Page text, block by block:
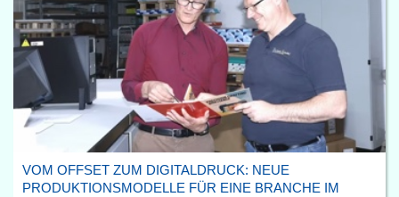
VOM OFFSET ZUM DIGITALDRUCK: NEUE
PRODUKTIONSMODELLE FÜR EINE BRANCHE IM